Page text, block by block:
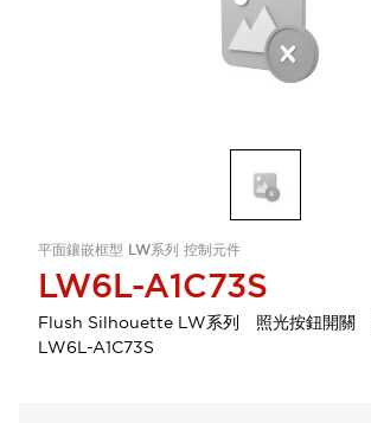
平面鑲嵌框型 LW系列 控制元件
LW6L-A1C73S
Flush Silhouette LW系列 照光按鈕開
LW6L-A1C73S